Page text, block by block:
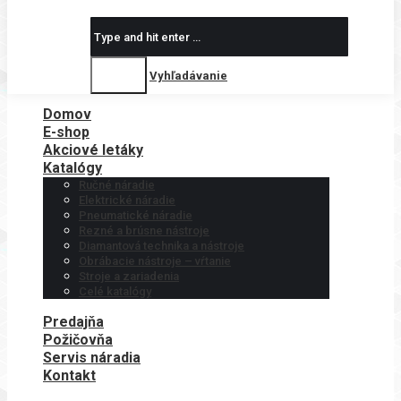
Search:
Vyhľadávanie
Domov
E-shop
Akciové letáky
Katalógy
Ručné náradie
Elektrické náradie
Pneumatické náradie
Rezné a brúsne nástroje
Diamantová technika a nástroje
Obrábacie nástroje – vŕtanie
Stroje a zariadenia
Celé katalógy
Predajňa
Požičovňa
Servis náradia
Kontakt